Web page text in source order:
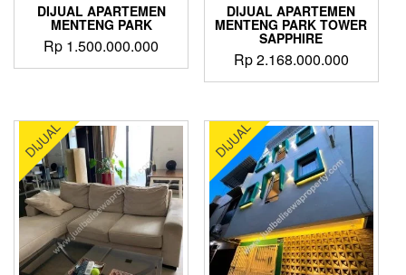
DIJUAL APARTEMEN
MENTENG PARK
Rp 1.500.000.000
DIJUAL APARTEMEN
MENTENG PARK TOWER
SAPPHIRE
Rp2.168.000.000
DIJUAL DIJUAL